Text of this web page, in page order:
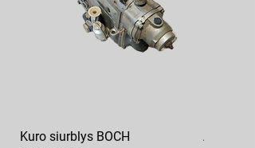
Kuro siurblys BOCH
Aukšto